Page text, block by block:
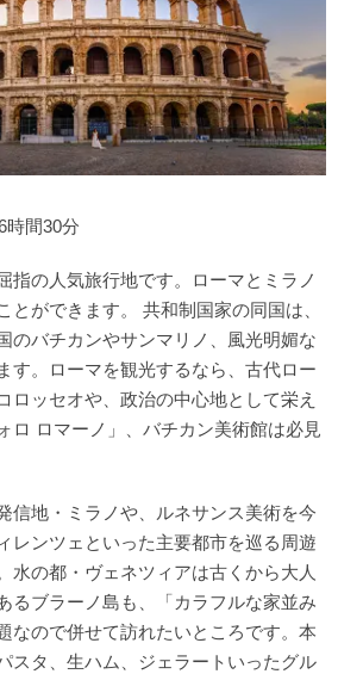
時間30分
指の人気旅行地です。ローマとミラノ
とができます。 共和制国家の同国は、
のバチカンやサンマリノ、風光明媚な
す。ローマを観光するなら、古代ロー
ロッセオや、政治の中心地として栄え
ロ ロマーノ」、バチカン美術館は必見
信地・ミラノや、ルネサンス美術を今
レンツェといった主要都市を巡る周遊
水の都・ヴェネツィアは古くから大人
るブラーノ島も、「カラフルな家並み
なので併せて訪れたいところです。本
スタ、生ハム、ジェラートいったグル